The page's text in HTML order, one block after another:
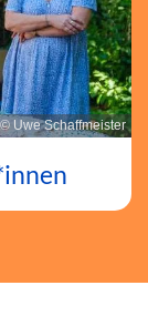
© Uwe Schaffmeister